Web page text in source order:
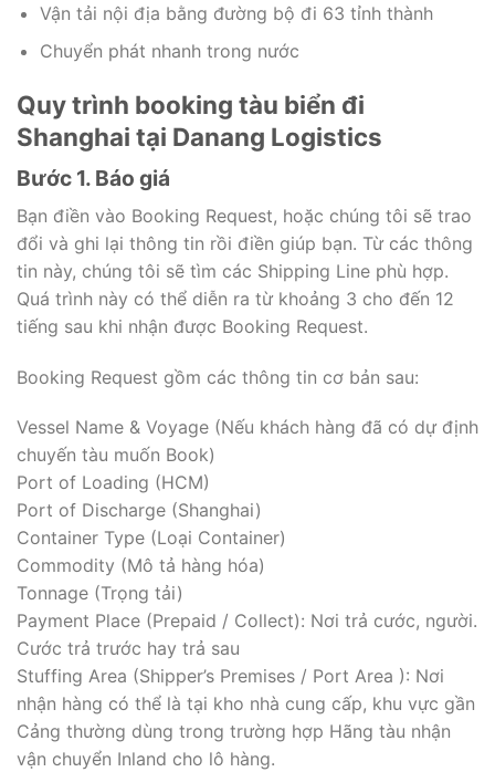
Vận tải nội địa bằng đường bộ đi 63 tỉnh thành
Chuyển phát nhanh trong nước
Quy trình booking tàu biển đi
Shanghai tại Danang Logistics
Bước 1. Báo giá
Bạn điền vào Booking Request, hoặc chúng tôi sẽ trao
đổi và ghi lại thông tin rồi điền giúp bạn. Từ các thông
tin này, chúng tôi sẽ tìm các Shipping Line phù hợp.
Quá trình này có thể diễn ra từ khoảng 3 cho đến 12
tiếng sau khi nhận được Booking Request.
Booking Request gồm các thông tin cơ bản sau:
Vessel Name & Voyage (Nếu khách hàng đã có dự định
chuyến tàu muốn Book)
Port of Loading (HCM)
Port of Discharge (Shanghai)
Container Type (Loại Container)
Commodity (Mô tả hàng hóa)
Tonnage (Trọng tải)
Payment Place (Prepaid / Collect): Nơi trả cước, người.
Cước trả trước hay trả sau
Stuffing Area (Shipper’s Premises / Port Area ): Nơi
nhận hàng có thể là tại kho nhà cung cấp, khu vực gần
Cảng thường dùng trong trường hợp Hãng tàu nhận
vận chuyển Inland cho lô hàng.